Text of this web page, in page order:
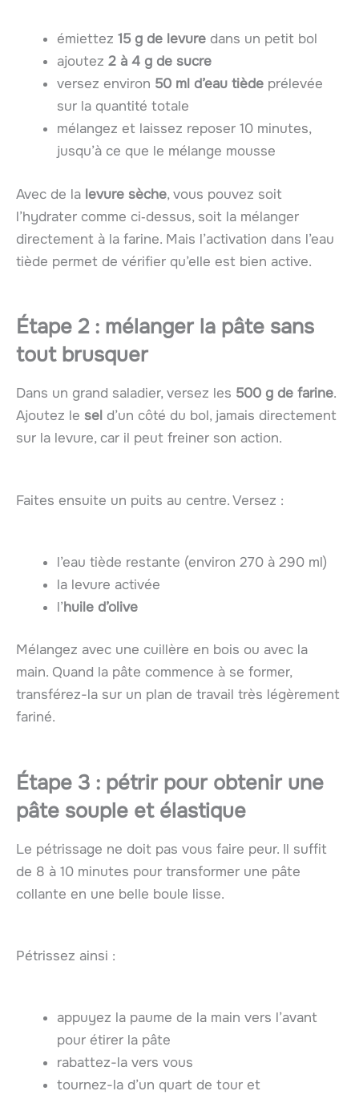
émiettez 15 g de levure dans un petit bol
ajoutez 2 à 4 g de sucre
versez environ 50 ml d’eau tiède prélevée
sur la quantité totale
mélangez et laissez reposer 10 minutes,
jusqu’à ce que le mélange mousse
Avec de la levure sèche, vous pouvez soit
l’hydrater comme ci‑dessus, soit la mélanger
directement à la farine. Mais l’activation dans l’eau
tiède permet de vérifier qu’elle est bien active.
Étape 2 : mélanger la pâte sans
tout brusquer
Dans un grand saladier, versez les 500 g de farine.
Ajoutez le sel d’un côté du bol, jamais directement
sur la levure, car il peut freiner son action.
Faites ensuite un puits au centre. Versez :
l’eau tiède restante (environ 270 à 290 ml)
la levure activée
l’huile d’olive
Mélangez avec une cuillère en bois ou avec la
main. Quand la pâte commence à se former,
transférez-la sur un plan de travail très légèrement
fariné.
Étape 3 : pétrir pour obtenir une
pâte souple et élastique
Le pétrissage ne doit pas vous faire peur. Il suffit
de 8 à 10 minutes pour transformer une pâte
collante en une belle boule lisse.
Pétrissez ainsi :
appuyez la paume de la main vers l’avant
pour étirer la pâte
rabattez-la vers vous
tournez-la d’un quart de tour et